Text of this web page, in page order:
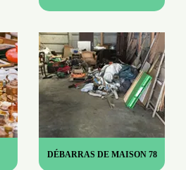
DÉBARRAS DE MAISON 78